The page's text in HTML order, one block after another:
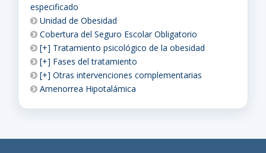
especificado
Unidad de Obesidad
Cobertura del Seguro Escolar Obligatorio
[+] Tratamiento psicológico de la obesidad
[+] Fases del tratamiento
[+] Otras intervenciones complementarias
Amenorrea Hipotalámica